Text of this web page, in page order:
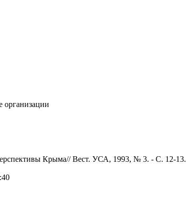
Крыма// Вест. УСА, 1993, № 3. - С. 12-13.